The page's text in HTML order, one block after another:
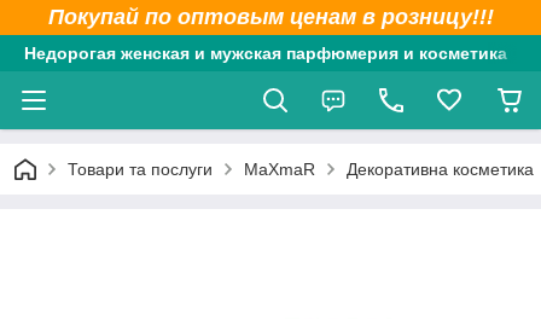
Покупай по оптовым ценам в розницу!!!
Недорогая женская и мужская парфюмерия и косметика
Товари та послуги MaXmaR Декоративна косметика